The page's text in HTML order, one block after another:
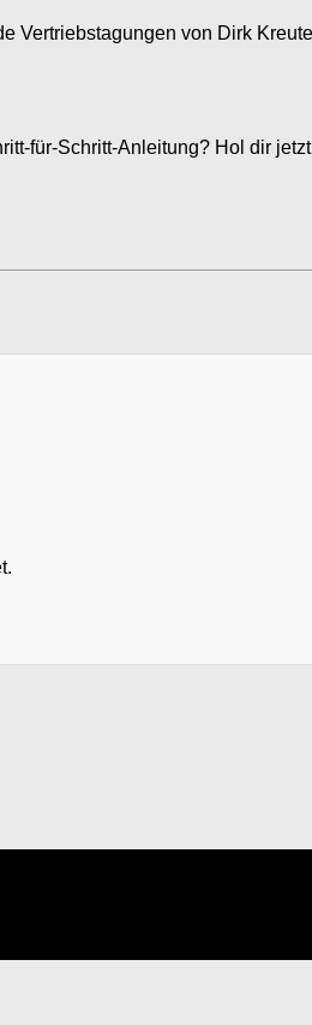
Vertriebstagungen von Dirk
für-Schritt-Anleitung? Hol dir